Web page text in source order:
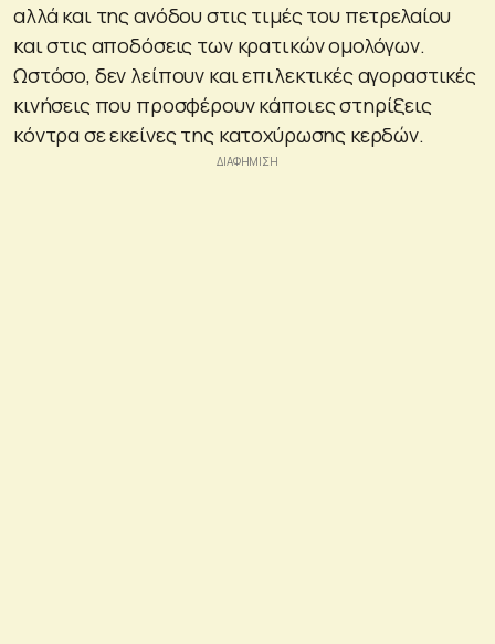
αλλά και της ανόδου στις τιμές του πετρελαίου
και στις αποδόσεις των κρατικών ομολόγων.
Ωστόσο, δεν λείπουν και επιλεκτικές αγοραστικές
κινήσεις που προσφέρουν κάποιες στηρίξεις
κόντρα σε εκείνες της κατοχύρωσης κερδών.